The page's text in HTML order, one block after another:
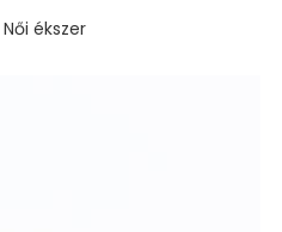
Női ékszer